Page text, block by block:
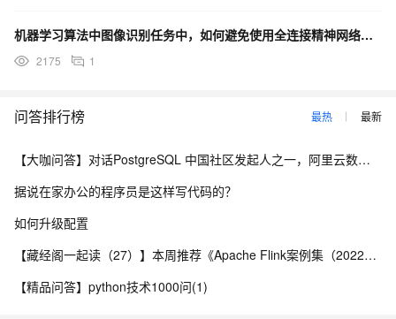
机器学习算法中图像识别任务中，如何避免使用全连接精神网络导致的参数太多？
2175 1
问答排行榜 最热 最新
【大咖问答】对话PostgreSQL 中国社区发起人之一，阿里云数据库高级专家 德哥
据说在家办公的程序员是这样写代码的？
如何升级配置
【藏经阁一起读（27）】本周推荐《Apache Flink案例集（2022版）》，你有哪些心得？
【精品问答】python技术1000问(1)